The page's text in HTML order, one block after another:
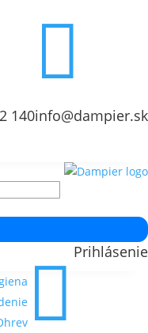

info@dampier.sk
140

Prihlásenie